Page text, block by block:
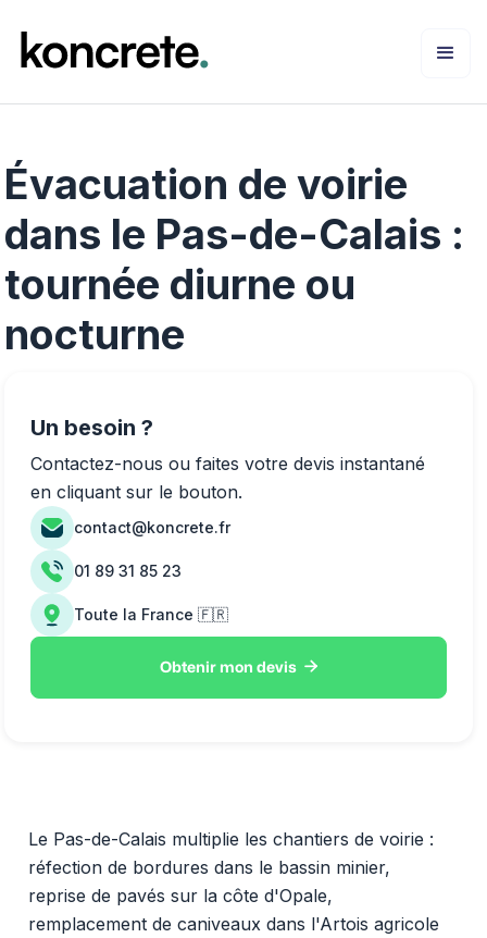
Évacuation de voirie
dans le Pas-de-Calais :
tournée diurne ou
nocturne
Le Pas-de-Calais multiplie les chantiers de voirie :
réfection de bordures dans le bassin minier,
reprise de pavés sur la côte d'Opale,
remplacement de caniveaux dans l'Artois agricole
Un besoin ?
Contactez-nous ou faites votre devis instantané
en cliquant sur le bouton.
contact@koncrete.fr
01 89 31 85 23
Toute la France 🇫🇷
Obtenir mon devis 